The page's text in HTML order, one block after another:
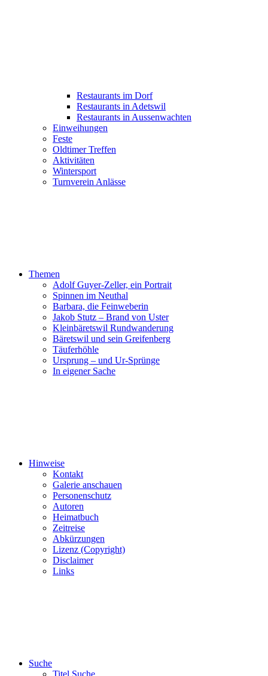
Restaurants im Dorf
Restaurants in Adetswil
Restaurants in Aussenwachten
Einweihungen
Feste
Oldtimer Treffen
Aktivitäten
Wintersport
Turnverein Anlässe
Themen
Adolf Guyer-Zeller, ein Portrait
Spinnen im Neuthal
Barbara, die Feinweberin
Jakob Stutz – Brand von Uster
Kleinbäretswil Rundwanderung
Bäretswil und sein Greifenberg
Täuferhöhle
Ursprung – und Ur-Sprünge
In eigener Sache
Hinweise
Kontakt
Galerie anschauen
Personenschutz
Autoren
Heimatbuch
Zeitreise
Abkürzungen
Lizenz (Copyright)
Disclaimer
Links
Suche
Titel Suche